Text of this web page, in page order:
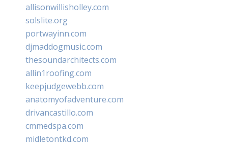
allisonwillisholley.com
solslite.org
portwayinn.com
djmaddogmusic.com
thesoundarchitects.com
allin1roofing.com
keepjudgewebb.com
anatomyofadventure.com
drivancastillo.com
cmmedspa.com
midletontkd.com